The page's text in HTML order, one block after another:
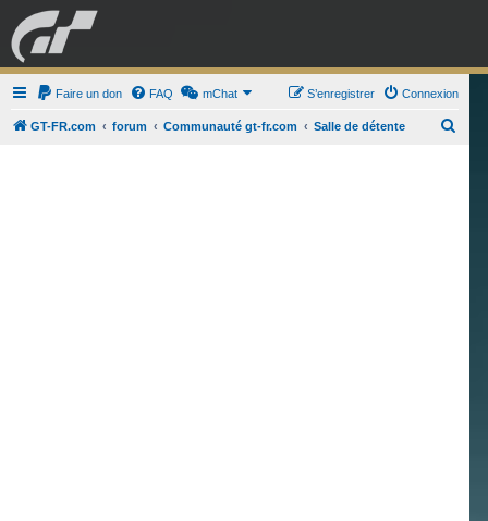
GRAN TURISMO FORUM
Faire un don FAQ mChat Connexion
S’enregistrer
GT-FR.com forum Communauté gt-fr.com Salle de détente